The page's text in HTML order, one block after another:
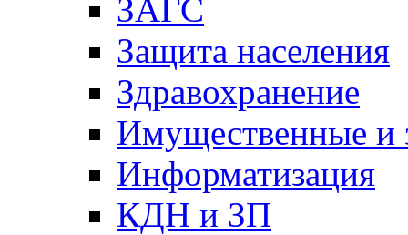
ЗАГС
Защита населения
Здравохранение
Имущественные и
Информатизация
КДН и ЗП